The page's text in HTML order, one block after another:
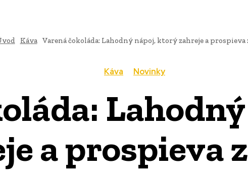
Káva Varená čokoláda: Lahodný nápoj, ktorý zahreje a
Káva Novinky
a prospieva